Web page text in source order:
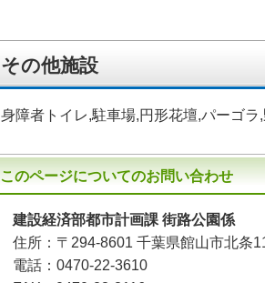
その他施設
身障者トイレ,駐車場,円形花壇,パーゴ
このページについてのお問い合わせ
建設経済部都市計画課 街路公園係
住所： 〒294-8601 千葉県館山市北条
電話： 0470-22-3610